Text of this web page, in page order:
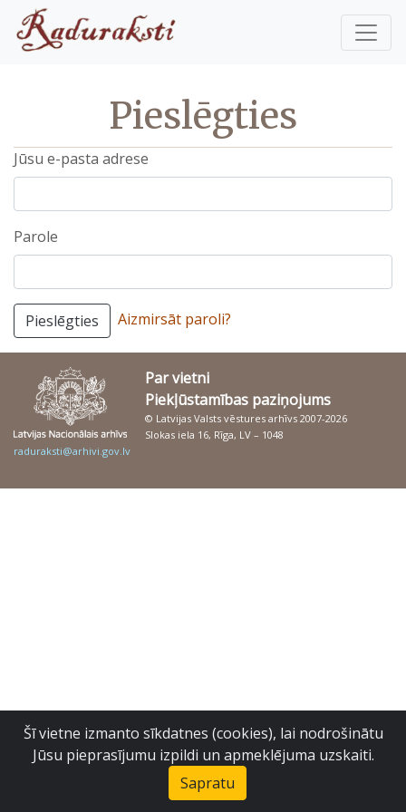
Pieslēgties
Jūsu e-pasta adrese
Parole
Pieslēgties Aizmirsāt paroli?
Par vietni
Piekļūstamības paziņojums
© Latvijas Valsts vēstures arhīvs 2007-2026
Slokas iela 16, Rīga, LV – 1048
raduraksti@arhivi.gov.lv
Šī vietne izmanto sīkdatnes (cookies), lai nodrošinātu
Jūsu pieprasījumu izpildi un apmeklējuma uzskaiti.
Sapratu